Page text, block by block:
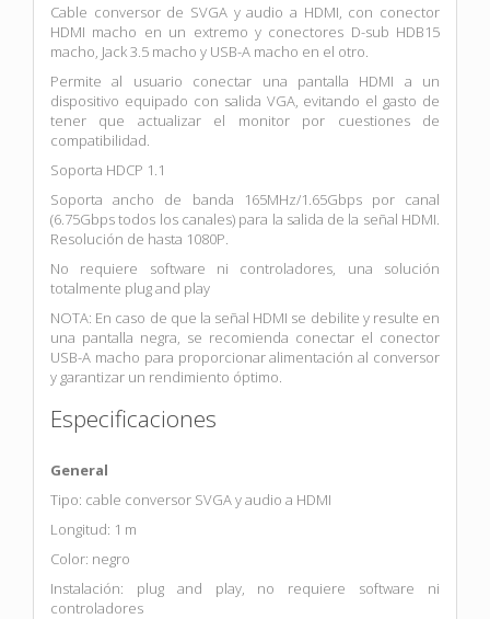
Cable conversor de SVGA y audio a HDMI, con conector
HDMI macho en un extremo y conectores D-sub HDB15
macho, Jack 3.5 macho y USB-A macho en el otro.
Permite al usuario conectar una pantalla HDMI a un
dispositivo equipado con salida VGA, evitando el gasto de
tener que actualizar el monitor por cuestiones de
compatibilidad.
Soporta HDCP 1.1
Soporta ancho de banda 165MHz/1.65Gbps por canal
(6.75Gbps todos los canales) para la salida de la señal HDMI.
Resolución de hasta 1080P.
No requiere software ni controladores, una solución
totalmente plug and play
NOTA: En caso de que la señal HDMI se debilite y resulte en
una pantalla negra, se recomienda conectar el conector
USB-A macho para proporcionar alimentación al conversor
y garantizar un rendimiento óptimo.
Especificaciones
General
Tipo: cable conversor SVGA y audio a HDMI
Longitud: 1 m
Color: negro
Instalación: plug and play, no requiere software ni
controladores